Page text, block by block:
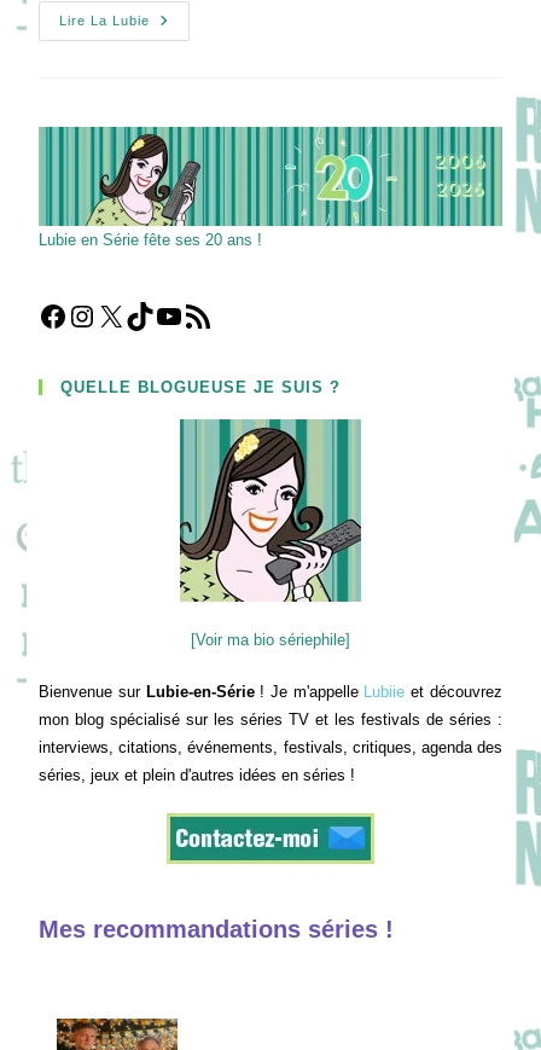
Lire La Lubie
Gagnez
Votre
Série
Cape
Town
Lubie en Série fête ses 20 ans !
Facebook
Instagram
X TikTokYouTube
Flux RSS
QUELLE BLOGUEUSE JE SUIS ?
[Voir ma bio sériephile]
Bienvenue sur Lubie-en-Série! Je m'appelle Lubiie et découvrez
mon blog spécialisé sur les séries TV et les festivals de séries :
interviews, citations, événements, festivals, critiques, agenda des
séries, jeux et plein d'autres idées en séries !
Mes recommandations séries !